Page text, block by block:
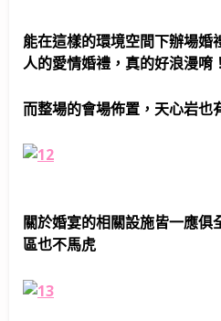
能在這樣的環境空間下辦場婚
人的愛情婚禮，真的好浪漫唷！
而整場的會場佈置，天心岩也
關於婚宴的相關設施皆一應俱
區也不馬虎